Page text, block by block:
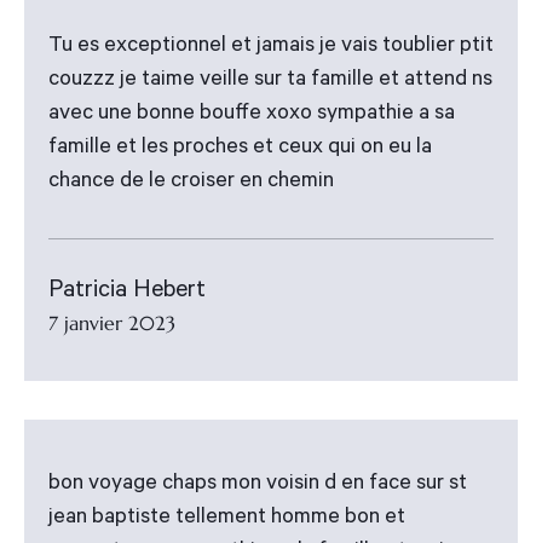
Tu es exceptionnel et jamais je vais toublier ptit
couzzz je taime veille sur ta famille et attend ns
avec une bonne bouffe xoxo sympathie a sa
famille et les proches et ceux qui on eu la
chance de le croiser en chemin
Patricia Hebert
7 janvier 2023
bon voyage chaps mon voisin d en face sur st
jean baptiste tellement homme bon et